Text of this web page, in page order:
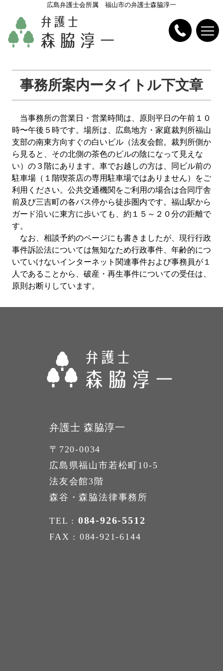
広島弁護士会所属 福山市の弁護士森脇淳一
事務所案内ータイトル下文章
当事務所の営業日・営業時間は、原則平日の午前１０
時〜午後５時です。場所は、広島地方・家庭裁判所福山
支部の南東方向すぐの白いビル（法友会館。裁判所側か
ら見ると、その北側の茶色のビルの陰になって見えな
い）の３階にあります。車でお越しの方は、同ビル前の
駐車場（１階喫茶店の専用駐車場ではありません）をご
利用ください。公共交通機関をご利用の場合は合同庁舎
前及び三吉町の各バス停から徒歩圏内です。福山駅から
ガード沿いに東方に歩いても、約１５～２０分の距離で
す。
なお、相談予約のページにも書きましたが、現行行政
事件訴訟法については無知なため行政事件、年齢的につ
いていけないインターネット関連事件および事務員が１
人であることから、破産・再生事件についての受任は、
原則お断りしています。
弁護士 森脇淳一
〒720-0034
広島県福山市若松町10-5
法友会館3階
森谷・森脇法律事務所
TEL : 084-926-5512
FAX : 084-921-6144